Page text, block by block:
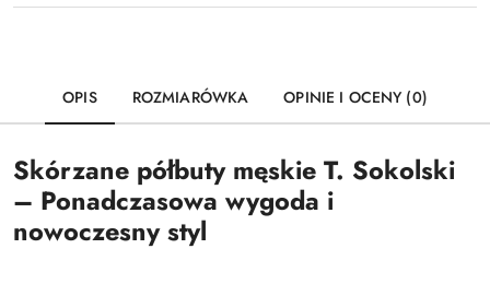
OPIS ROZMIARÓWKA OPINIE I OCENY (0)
Skórzane półbuty męskie T. Sokolski
– Ponadczasowa wygoda i
nowoczesny styl